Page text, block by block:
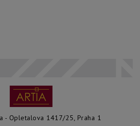
- Opletalova 1417/25, Praha 1